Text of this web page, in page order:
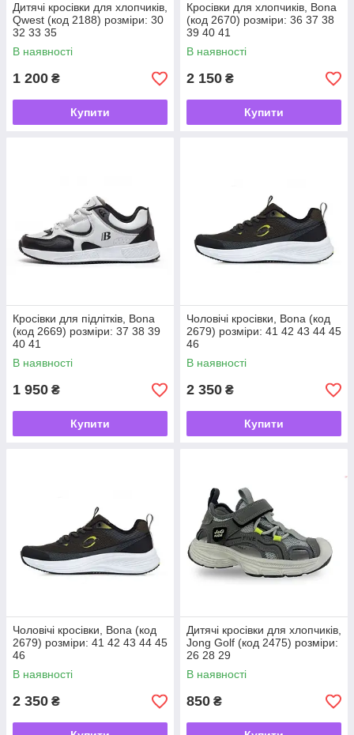
Дитячі кросівки для хлопчиків,
Qwest (код 2188) розміри: 30
32 33 35
В наявності
1 200 ₴
Купити
Кросівки для хлопчиків, Bona
(код 2670) розміри: 36 37 38
39 40 41
В наявності
2 150 ₴
Купити
Кросівки для підлітків, Bona
(код 2669) розміри: 37 38 39
40 41
В наявності
1 950 ₴
Купити
Чоловічі кросівки, Bona (код
2679) розміри: 41 42 43 44 45
46
В наявності
2 350 ₴
Купити
Чоловічі кросівки, Bona (код
2679) розміри: 41 42 43 44 45
46
В наявності
2 350 ₴
Дитячі кросівки для хлопчиків,
Jong Golf (код 2475) розміри:
26 28 29
В наявності
850 ₴